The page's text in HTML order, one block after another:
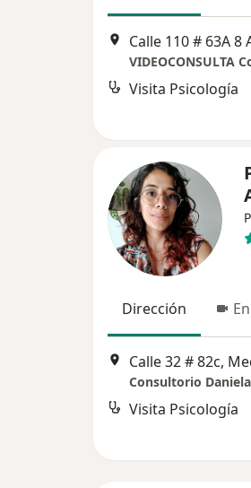
VIDEOCONSULTA
Visita Psicología
Dirección
Calle 32 # 82c,
Consultorio
Visita Psicología